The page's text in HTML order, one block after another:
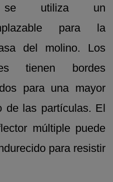
se utiliza un
para la
del molino. Los
tienen bordes
para una mayor
de las partículas. El
múltiple puede
para resistir